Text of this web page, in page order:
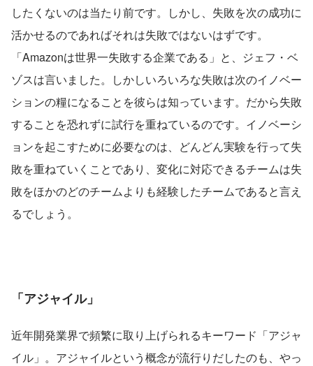
したくないのは当たり前です。しかし、失敗を次の成功に
活かせるのであればそれは失敗ではないはずです。
「Amazonは世界一失敗する企業である」と、ジェフ・ベ
ゾスは言いました。しかしいろいろな失敗は次のイノベー
ションの糧になることを彼らは知っています。だから失敗
することを恐れずに試行を重ねているのです。イノベーシ
ョンを起こすために必要なのは、どんどん実験を行って失
敗を重ねていくことであり、変化に対応できるチームは失
敗をほかのどのチームよりも経験したチームであると言え
るでしょう。
「アジャイル」
近年開発業界で頻繁に取り上げられるキーワード「アジャ
イル」。アジャイルという概念が流行りだしたのも、やっ